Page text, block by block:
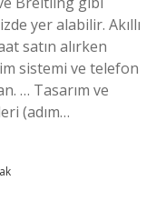
yer alabilir. Akıllı
satın alırken
sistemi ve telefon
… Tasarım ve
(adım…